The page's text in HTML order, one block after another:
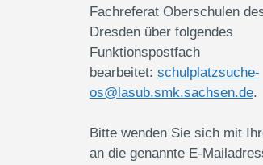
Fachreferat Oberschulen
Dresden über folgendes
Funktionspostfach
bearbeitet: schulplatzsuche-
os@lasub.smk.sachsen.de.
Bitte wenden Sie sich mit
an die genannte E-